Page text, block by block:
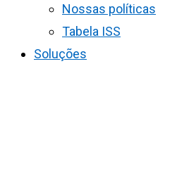
Nossas políticas
Tabela ISS
Soluções